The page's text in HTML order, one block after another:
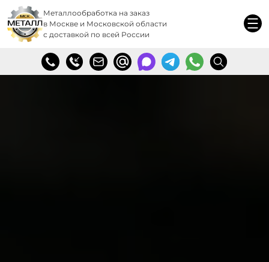
Металлообработка на заказ
в Москве и Московской области
с доставкой по всей России